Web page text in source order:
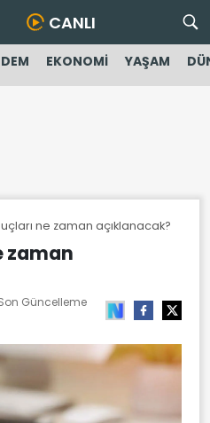
CANLI
EKONOMİ YAŞAM
ne zaman açıklanacak?
zaman
Güncelleme